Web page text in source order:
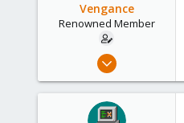
Vengance
Renowned Member
May 21, 2016
12